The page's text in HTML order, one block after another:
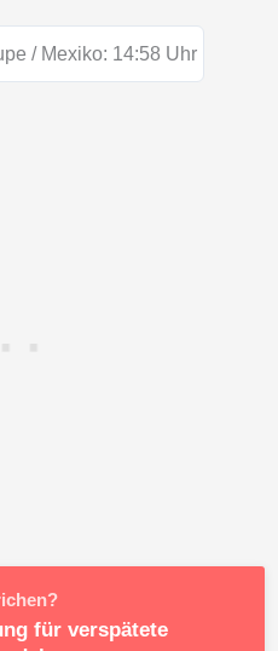
/ Mexiko: 14:58 Uhr
für verspätete